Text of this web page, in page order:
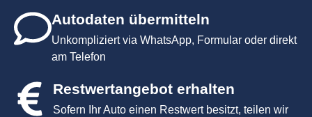
Autodaten übermitteln
Unkompliziert via WhatsApp, Formular oder direkt
am Telefon
Restwertangebot erhalten
Sofern Ihr Auto einen Restwert besitzt, teilen wir